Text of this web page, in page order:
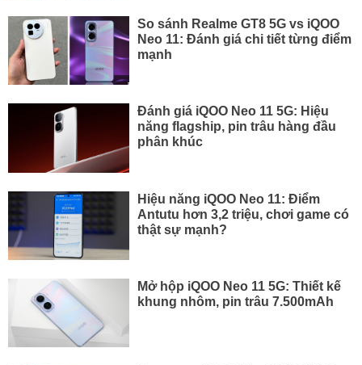
So sánh Realme GT8 5G vs iQOO
Neo 11: Đánh giá chi tiết từng điểm
mạnh
Đánh giá iQOO Neo 11 5G: Hiệu
năng flagship, pin trâu hàng đầu
phân khúc
Hiệu năng iQOO Neo 11: Điểm
Antutu hơn 3,2 triệu, chơi game có
thật sự mạnh?
Mở hộp iQOO Neo 11 5G: Thiết kế
khung nhôm, pin trâu 7.500mAh